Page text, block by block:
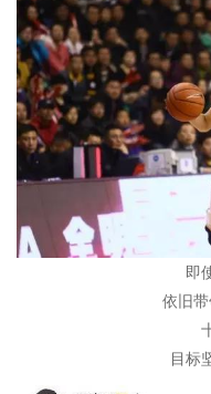
即
依旧
目标